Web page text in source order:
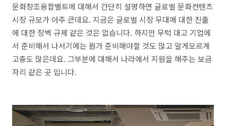
문화창조융합벨트에 대해서 간단히 설명하면 글로벌 문화컨텐츠
시장 규모가 아주 큰데요. 지금은 글로벌 시장 무대에 대한 진출
에 대한 장벽 규제 같은 것은 없습니다. 하지만 무턱 대고 기업에
서 준비해서 나서기에는 뭔가 준비해야할 것도 많고 알게모르게
고충도 많은데요. 그부분에 대해서 나라에서 지원을 해주는 보금
자리 같은 곳 입니다.